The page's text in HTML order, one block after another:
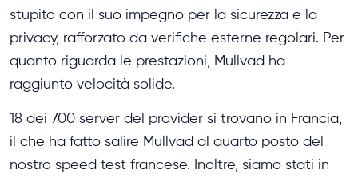
stupito con il suo impegno per la sicurezza e la
privacy, rafforzato da verifiche esterne regolari. Per
quanto riguarda le prestazioni, Mullvad ha
raggiunto velocità solide.
18 dei 700 server del provider si trovano in Francia,
il che ha fatto salire Mullvad al quarto posto del
nostro speed test francese. Inoltre, siamo stati in